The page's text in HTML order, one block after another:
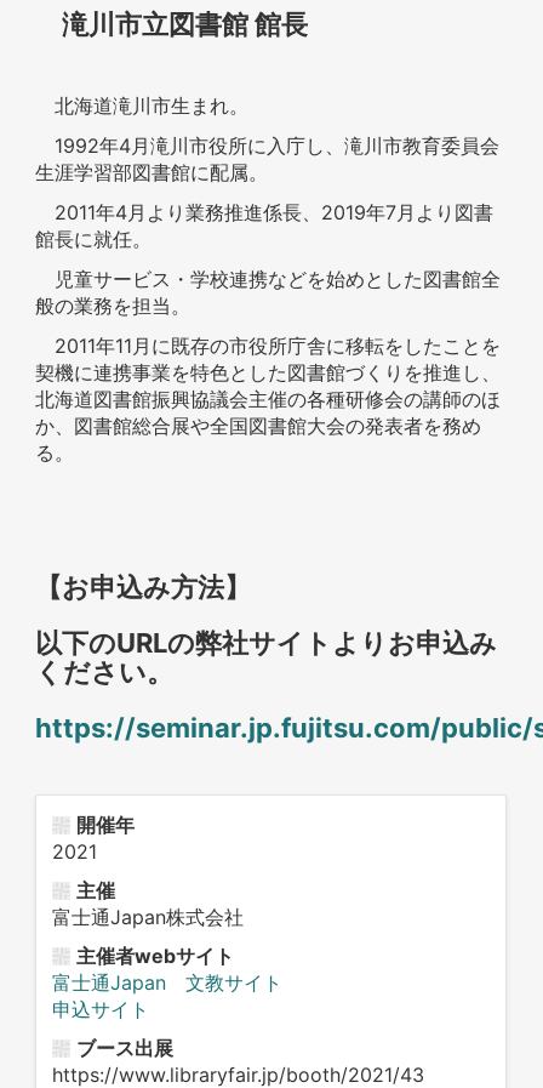
滝川市立図書館 館長
北海道滝川市生まれ。
1992年4月滝川市役所に入庁し、滝川市教育委員会
生涯学習部図書館に配属。
2011年4月より業務推進係長、2019年7月より図書
館長に就任。
児童サービス・学校連携などを始めとした図書館全
般の業務を担当。
2011年11月に既存の市役所庁舎に移転をしたことを
契機に連携事業を特色とした図書館づくりを推進し、
北海道図書館振興協議会主催の各種研修会の講師のほ
か、図書館総合展や全国図書館大会の発表者を務め
る。
【お申込み方法】
以下のURLの弊社サイトよりお申込み
ください。
https://seminar.jp.fujitsu.com/public/
開催年
2021
主催
富士通Japan株式会社
主催者webサイト
富士通Japan 文教サイト
申込サイト
ブース出展
https://www.libraryfair.jp/booth/2021/43